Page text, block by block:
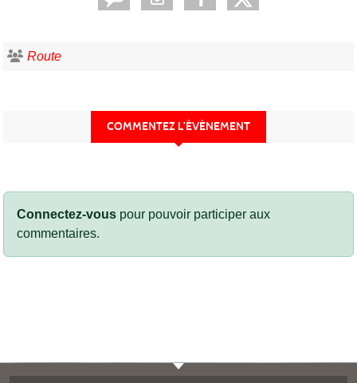
Route
COMMENTEZ L’ÉVÈNEMENT
Connectez-vous pour pouvoir participer aux
commentaires.